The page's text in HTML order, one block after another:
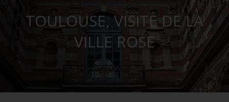
TOULOUSE, VISITE DE LA
VILLE ROSE